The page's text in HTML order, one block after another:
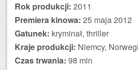
Rok produkcji: 2011
Premiera kinowa: 25 maja 2012
Gatunek: kryminał, thriller
Kraje produkcji: Niemcy,
Czas trwania: 98 min